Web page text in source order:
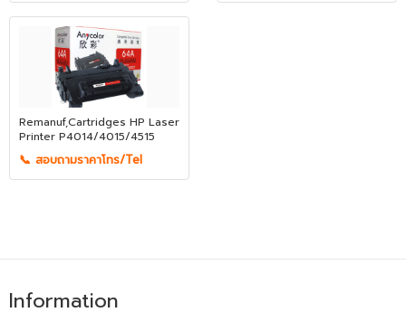
Remanuf,Cartridges HP Laser
Printer P4014/4015/4515
📞 สอบถามราคาโทร/Tel
Information